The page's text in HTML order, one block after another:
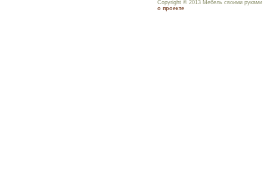
Copyright © 2013 Мебель своими руками
о проекте